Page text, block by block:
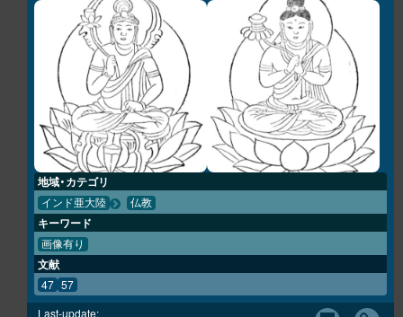
地域・カテゴリ
インド亜大陸 仏教
キーワード
画像有り
文献
47 57
Last-update: